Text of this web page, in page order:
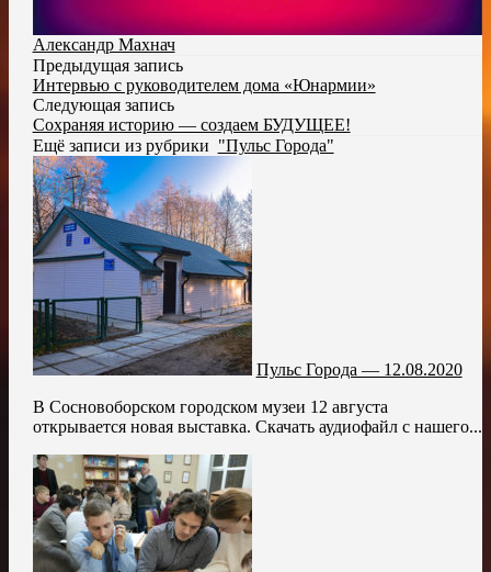
Александр Махнач
Предыдущая запись
Интервью с руководителем дома «Юнармии»
Следующая запись
Сохраняя историю — создаем БУДУЩЕЕ!
Ещё записи из рубрики "Пульс Города"
Пульс Города — 12.08.2020
В Соcновоборском городском музеи 12 августа
открывается новая выставка. Скачать аудиофайл с нашего...